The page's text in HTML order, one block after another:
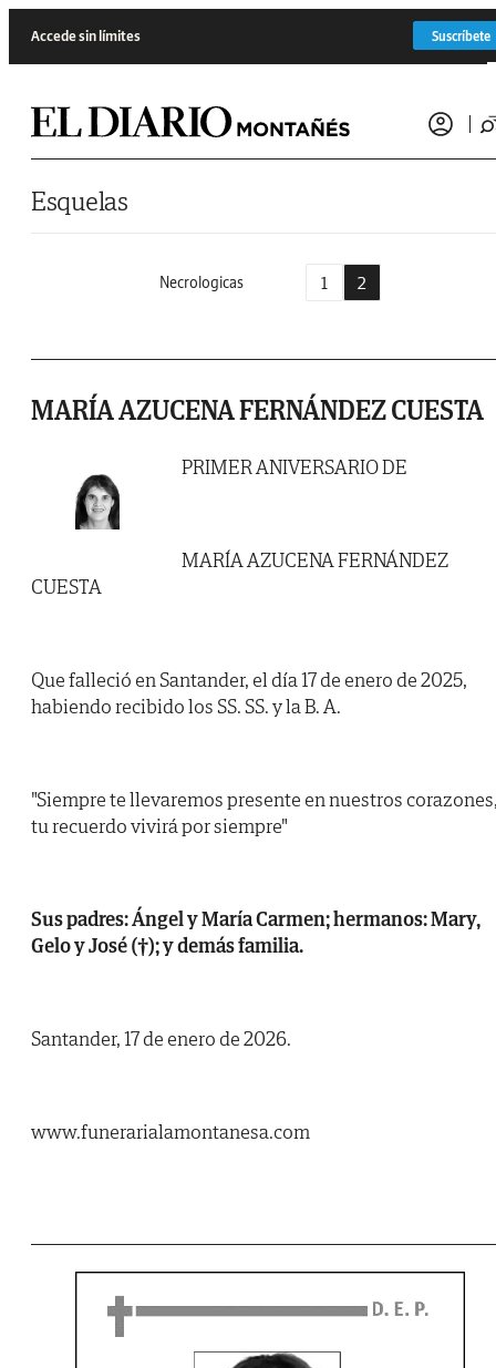
Accede sin límites Suscríbete
Esquelas
Necrologicas 1 2
MARÍA AZUCENA FERNÁNDEZ CUESTA
PRIMER ANIVERSARIO DE
MARÍA AZUCENA FERNÁNDEZ
CUESTA
Que falleció en Santander, el día 17 de enero de 2025,
habiendo recibido los SS. SS. y la B. A.
"Siempre te llevaremos presente en nuestros
tu recuerdo vivirá por siempre"
Sus padres: Ángel y María Carmen; hermanos: Mary,
Gelo y José (†); y demás familia.
Santander, 17 de enero de 2026.
www.funerarialamontanesa.com